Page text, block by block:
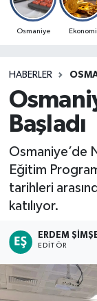
Osmaniye Ekonomi
HABERLER
Başladı
Osmaniye’de
Eğitim
tarihleri
katılıyor.
ERDEM
EDITÖR
MAGAZİN
SPOR
RESMİ
Süper Lig
Son
Haber Arşivi